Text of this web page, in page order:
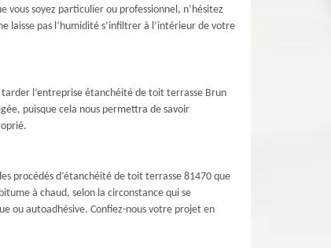
vous soyez particulier ou professionnel, n’hésitez
pas l’humidité s’infiltrer à l’intérieur de votre
tarder l’entreprise étanchéité de toit terrasse Brun
puisque cela nous permettra de savoir
procédés d’étanchéité de toit terrasse 81470 que
à chaud, selon la circonstance qui se
ou autoadhésive. Confiez-nous votre projet en